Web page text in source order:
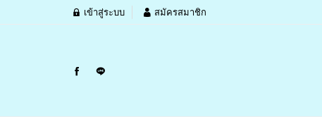
เข้าสู่ระบบ สมัครสมาชิก